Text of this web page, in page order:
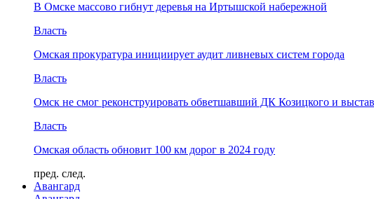
В Омске массово гибнут деревья на Иртышской набережной
Власть
Омская прокуратура инициирует аудит ливневых систем города
Власть
Омск не смог реконструировать обветшавший ДК Козицкого и
Власть
Омская область обновит 100 км дорог в 2024 году
пред. след.
Авангард